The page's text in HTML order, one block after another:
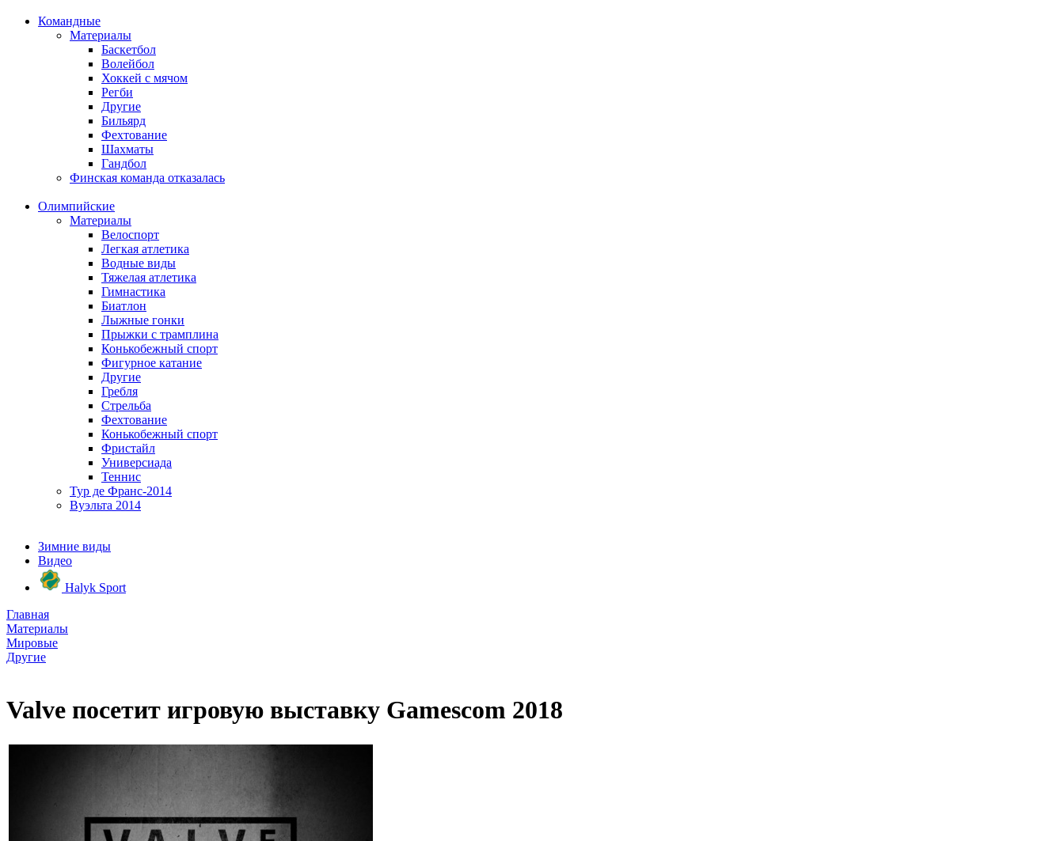
Командные
Материалы
Баскетбол
Волейбол
Хоккей с мячом
Регби
Другие
Бильярд
Фехтование
Шахматы
Гандбол
Финская команда отказалась
Олимпийские
Материалы
Велоспорт
Легкая атлетика
Водные виды
Тяжелая атлетика
Гимнастика
Биатлон
Лыжные гонки
Прыжки с трамплина
Конькобежный спорт
Фигурное катание
Другие
Гребля
Стрельба
Фехтование
Конькобежный спорт
Фристайл
Универсиада
Теннис
Тур де Франс-2014
Вуэльта 2014
Зимние виды
Видео
Halyk Sport
Главная
Материалы
Мировые
Другие
Valve посетит игровую выставку Gamescom 2018